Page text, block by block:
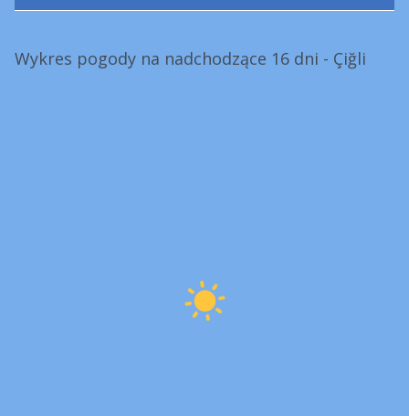
Wykres pogody na nadchodzące 16 dni - Çiğli